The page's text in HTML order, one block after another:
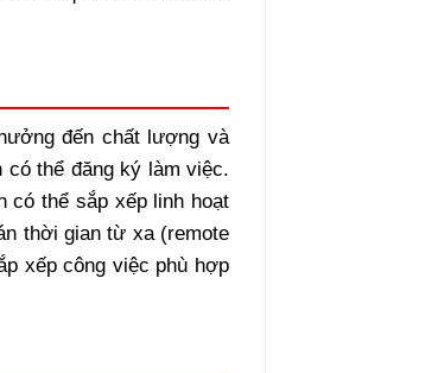
đến chất lượng và
thể đăng ký làm việc.
có thể sắp xếp linh hoạt
thời gian từ xa (remote
xếp công việc phù hợp